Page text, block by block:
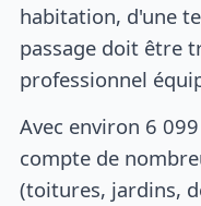
habitation, d'une
passage doit être
professionnel
Avec environ 6
compte de
(toitures, jardins,